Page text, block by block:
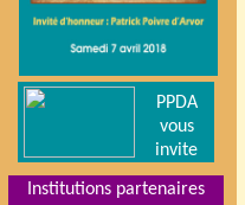
PPDA
vous
invite
Institutions partenaires